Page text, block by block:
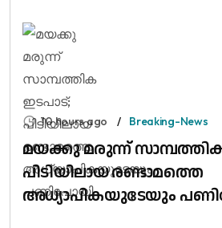
10 hours ago Breaking-News
മയക്കു മരുന്ന് സാമ്പത്തിക
പിടിയിലായ രണ്ടാമത്തെ
അധ്യാപികയുടേയും